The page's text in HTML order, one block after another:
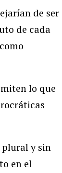
de ser
de cada
lo que
y sin
en el